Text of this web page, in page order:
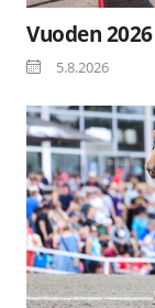
Vuoden
5.8.2026